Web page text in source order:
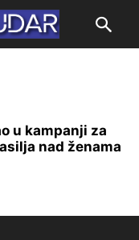
u kampanji za
nad ženama